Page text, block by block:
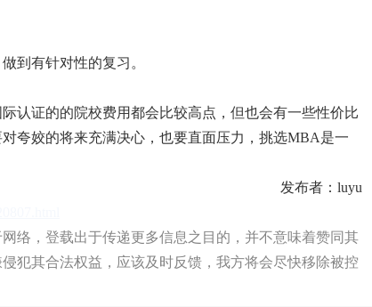
到有针对性的复习。
证的的院校费用都会比较高点，但也会有一些性价比
夸姣的将来充满决心，也要直面压力，挑选MBA是一
发布者：luyu
，登载出于传递更多信息之目的，并不意味着赞同其
犯其合法权益，应该及时反馈，我方将会尽快移除被控